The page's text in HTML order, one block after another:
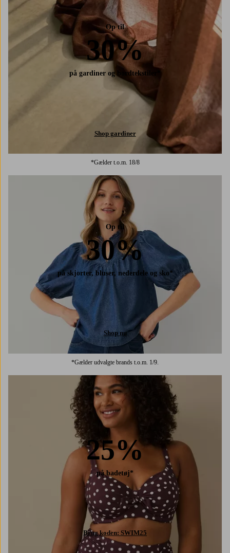
Op til
30%
på gardiner og bordtekstiler*
Shop gardiner
*Gælder t.o.m. 18/8
Op til
30%
på skjorter, bluser, nederdele og sko*
Shop nu
*Gælder udvalgte brands t.o.m. 1/9.
25%
på badetøj*
Brug koden: SWIM25